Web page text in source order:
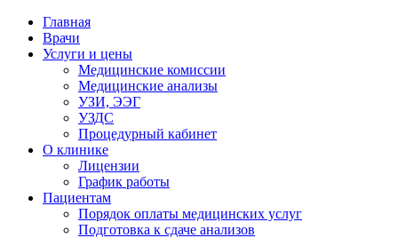
Главная
Врачи
Услуги и цены
Медицинские комиссии
Медицинские анализы
УЗИ, ЭЭГ
УЗДС
Процедурный кабинет
О клинике
Лицензии
График работы
Пациентам
Порядок оплаты медицинских услуг
Подготовка к сдаче анализов